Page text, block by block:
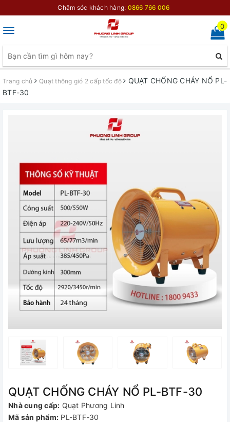
Chăm sóc khách hàng: 0866 766 006
Toggle
0
Trang chủ Quạt thông gió 2 cấp tốc độ
QUẠT CHỐNG CHÁY NỔ PL-
BTF-30
QUẠT CHỐNG CHÁY NỔ PL-BTF-30
Nhà cung cấp: Quạt Phương Linh
Mã sản phẩm: PL-BTF-30